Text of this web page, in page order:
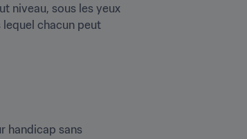
niveau, sous les yeux
chacun peut
handicap sans